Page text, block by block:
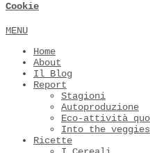
Cookie
MENU
Home
About
Il Blog
Report
Stagioni
Autoproduzione
Eco-attività
Into the
Ricette